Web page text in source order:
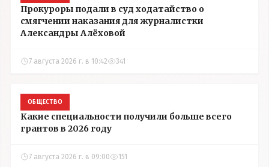
Прокуроры подали в суд ходатайство о
смягчении наказания для журналистки
Александры Алёховой
7 августа 2026 г. в 10:42 341
ОБЩЕСТВО
Какие специальности получили больше всего
грантов в 2026 году
7 августа 2026 г. в 09:00 151